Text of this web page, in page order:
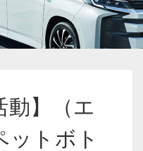
動】（エ
ットボト